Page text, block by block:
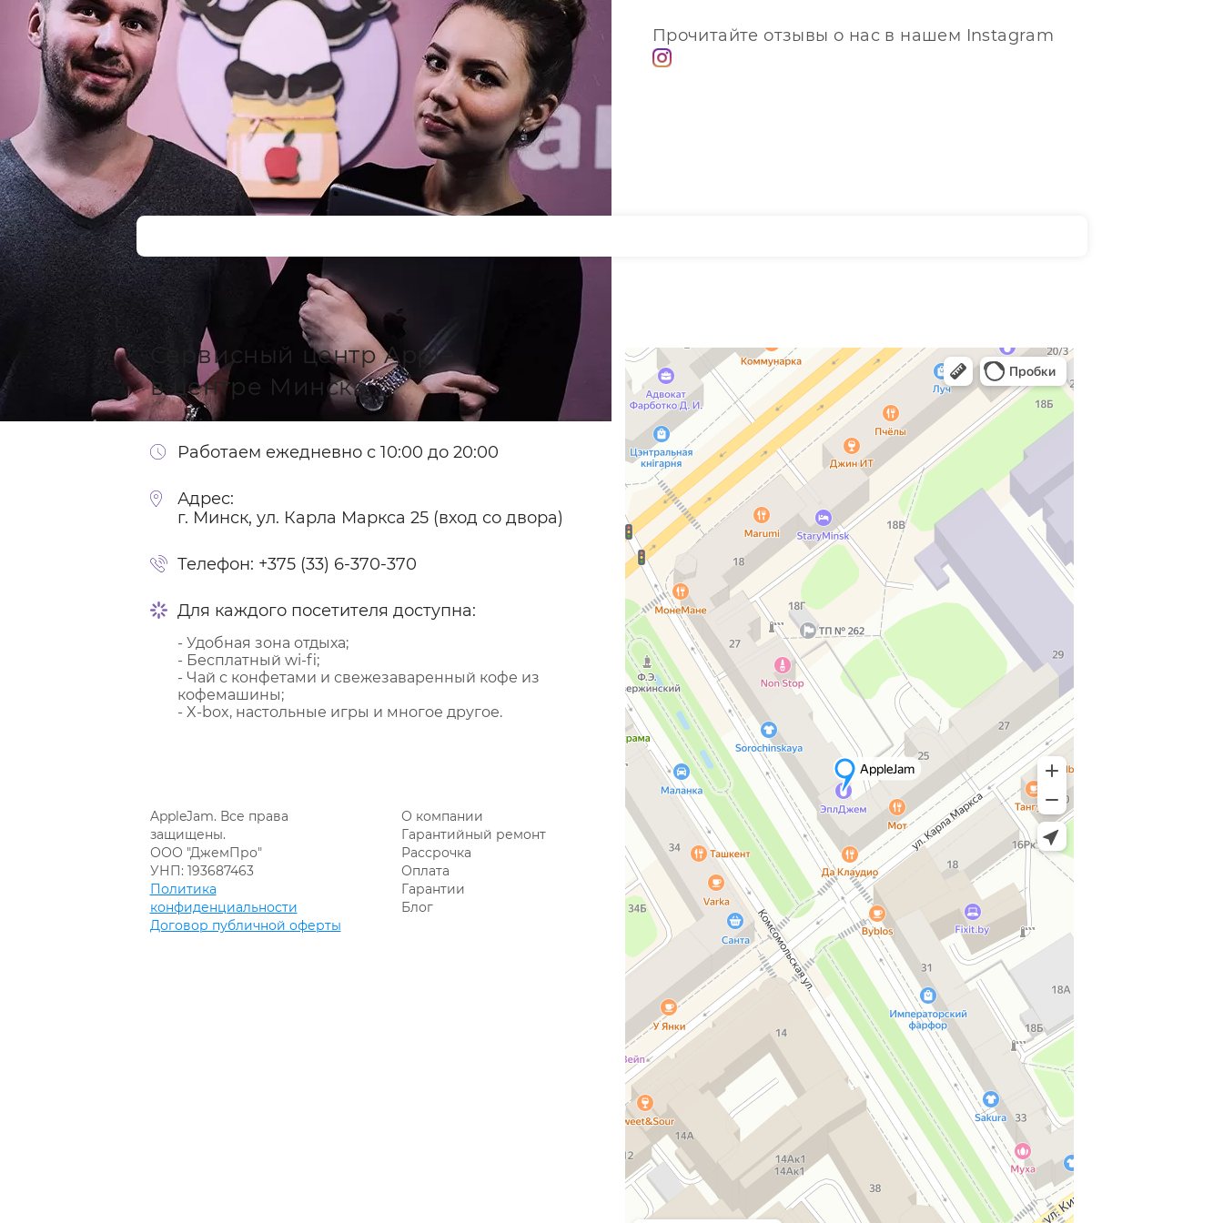
Прочитайте отзывы о нас в нашем Instagram
Сервисный центр Apple
в центре Минска
Работаем ежедневно с 10:00 до 20:00
Адрес:
г. Минск, ул. Карла Маркса 25 (вход со двора)
Телефон: +375 (33) 6-370-370
Для каждого посетителя доступна:
- Удобная зона отдыха;
- Бесплатный wi-fi;
- Чай с конфетами и свежезаваренный кофе из
кофемашины;
- X-box, настольные игры и многое другое.
AppleJam. Все права
защищены.
ООО "ДжемПро"
УНП: 193687463
Политика
конфиденциальности
Договор публичной оферты
О компании
Гарантийный ремонт
Рассрочка
Оплата
Гарантии
Блог